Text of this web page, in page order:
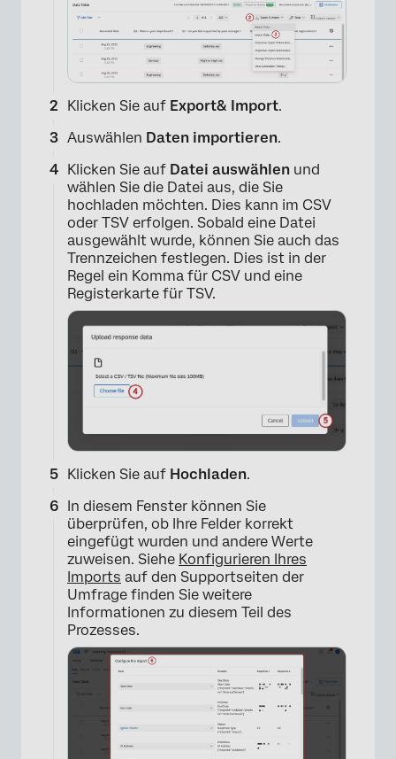
×
Klicken Sie auf Export& Import.
Auswählen Daten importieren.
Klicken Sie auf Datei auswählen und
wählen Sie die Datei aus, die Sie
hochladen möchten. Dies kann im CSV
oder TSV erfolgen. Sobald eine Datei
ausgewählt wurde, können Sie auch das
Trennzeichen festlegen. Dies ist in der
Regel ein Komma für CSV und eine
Registerkarte für TSV.
Klicken Sie auf Hochladen.
In diesem Fenster können Sie
überprüfen, ob Ihre Felder korrekt
eingefügt wurden und andere Werte
zuweisen. Siehe Konfigurieren Ihres
Imports auf den Supportseiten der
Umfrage finden Sie weitere
Informationen zu diesem Teil des
Prozesses.